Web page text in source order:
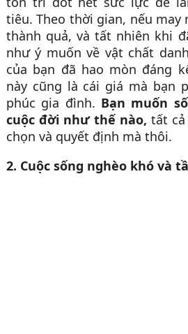
tiêu. Theo thời gian, nếu may
thành quả, và tất nhiên khi
như ý muốn về vật chất
của bạn đã hao mòn đáng
này cũng là cái giá mà bạn
phúc gia đình. Bạn muốn
cuộc đời như thế nào, tất
chọn và quyết định mà thôi.
2. Cuộc sống nghèo khó và